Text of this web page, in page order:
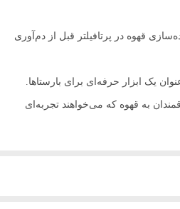
قهوه در پرتافیلتر قبل از دم‌آوری
یک ابزار حرفه‌ای برای بارستاها.
به قهوه که می‌خواهند تجربه‌ای